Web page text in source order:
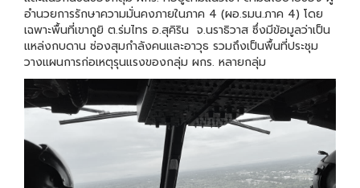
อำนวยการรักษาความมั่นคงภายในภาค 4 (ผอ.รมน.ภาค 4) โดย
เฉพาะพื้นที่เขากูยิ ต.ร่มไทร อ.สุคิริน จ.นราธิวาส ซึ่งมีข้อมูลว่าเป็น
แหล่งกบดาน ซ่องสุมกำลังคนและอาวุธ รวมถึงเป็นพื้นที่ประชุม
วางแผนการก่อเหตุรุนแรงของกลุ่ม ผกร. หลายกลุ่ม